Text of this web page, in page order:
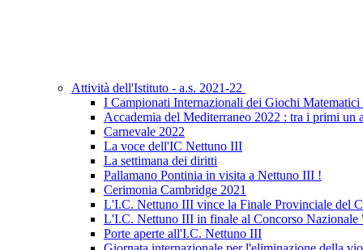
Attività dell'Istituto - a.s. 2021-22
I Campionati Internazionali dei Giochi
Accademia del Mediterraneo 2022 : tra i primi un
Carnevale 2022
La voce dell'IC Nettuno III
La settimana dei diritti
Pallamano Pontinia in visita a Nettuno III !
Cerimonia Cambridge 2021
L'I.C. Nettuno III vince la Finale Provinciale del
L'I.C. Nettuno III in finale al Concorso
Porte aperte all'I.C. Nettuno III